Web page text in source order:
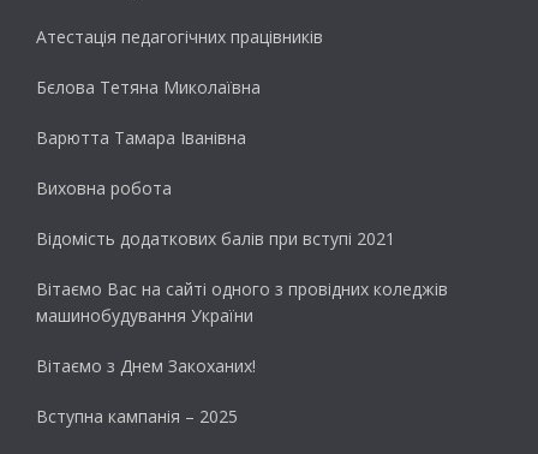
Атестація педагогічних працівників
Бєлова Тетяна Миколаївна
Варютта Тамара Іванівна
Виховна робота
Відомість додаткових балів при вступі 2021
Вітаємо Вас на сайті одного з провідних коледжів
машинобудування України
Вітаємо з Днем Закоханих!
Вступна кампанія – 2025